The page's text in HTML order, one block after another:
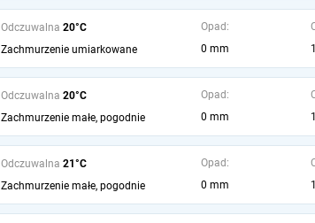
Odczuwalna 20°C
Zachmurzenie umiarkowane
Opad:
0 mm
Odczuwalna 20°C
Zachmurzenie małe, pogodnie
Opad:
0 mm
Odczuwalna 21°C
Zachmurzenie małe, pogodnie
Opad:
0 mm